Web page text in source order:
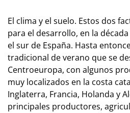
El clima y el suelo. Estos dos
para el desarrollo, en la
el sur de España. Hasta
tradicional de verano que se
Centroeuropa, con algunos
muy localizados en la costa
Inglaterra, Francia, Holanda y
principales productores,